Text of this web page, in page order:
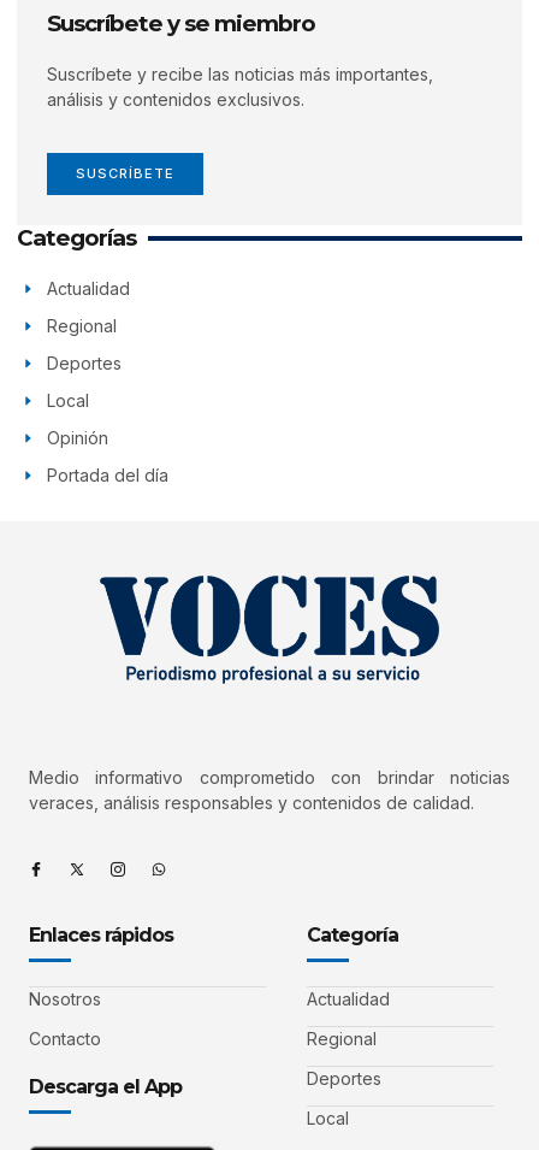
Suscríbete y se miembro
Suscríbete y recibe las noticias más importantes,
análisis y contenidos exclusivos.
SUSCRÍBETE
Categorías
Actualidad
Regional
Deportes
Local
Opinión
Portada del día
Medio informativo comprometido con brindar noticias
veraces, análisis responsables y contenidos de calidad.
Enlaces rápidos
Nosotros
Contacto
Descarga el App
Categoría
Actualidad
Regional
Deportes
Local